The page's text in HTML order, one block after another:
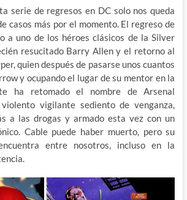
serie de regresos en DC solo nos queda
casos más por el momento. El regreso de
a uno de los héroes clásicos de la Silver
resucitado Barry Allen y el retorno al
quien después de pasarse unos cuantos
y ocupando el lugar de su mentor en la
ha retomado el nombre de Arsenal
vigilante sediento de venganza,
a las drogas y armado esta vez con un
Cable puede haber muerto, pero su
entre nosotros, incluso en la